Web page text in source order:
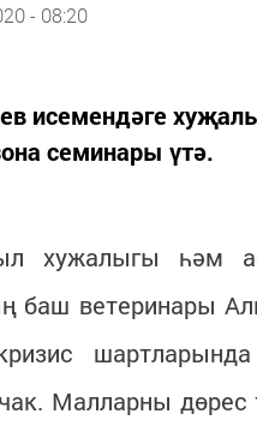
- 08:20
исемендәге
семинары үтә.
хужалыгы һәм
баш ветеринары
Малларны дөрес